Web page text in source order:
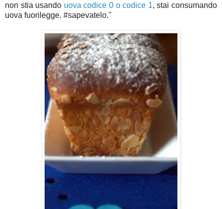
non stia usando uova codice 0 o codice 1, stai consumando
uova fuorilegge. #sapevatelo."